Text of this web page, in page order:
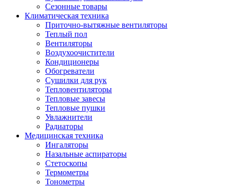
Радиобудильники
Радиоприемники
Саундбары
Системы и компоненты hi-fi
Компоненты hi-fi
Плееры и аксессуары
Плееры
Фото и видеокамеры
Фотоаппараты
Зеркальные фотоаппараты
Экшн-камеры
Аксессуары для фото- видео техники
Штативы
Сезонные товары
Климатическая техника
Приточно-вытяжные вентиляторы
Теплый пол
Вентиляторы
Воздухоочистители
Кондиционеры
Обогреватели
Сушилки для рук
Тепловентиляторы
Тепловые завесы
Тепловые пушки
Увлажнители
Радиаторы
Медицинская техника
Ингаляторы
Назальные аспираторы
Стетоскопы
Термометры
Тонометры